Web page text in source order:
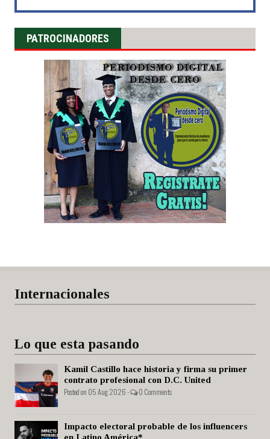
PATROCINADORES
Internacionales
Lo que esta pasando
Kamil Castillo hace historia y firma su primer
contrato profesional con D.C. United
Posted on 05 Aug 2026 - 0 Comments
Impacto electoral probable de los influencers